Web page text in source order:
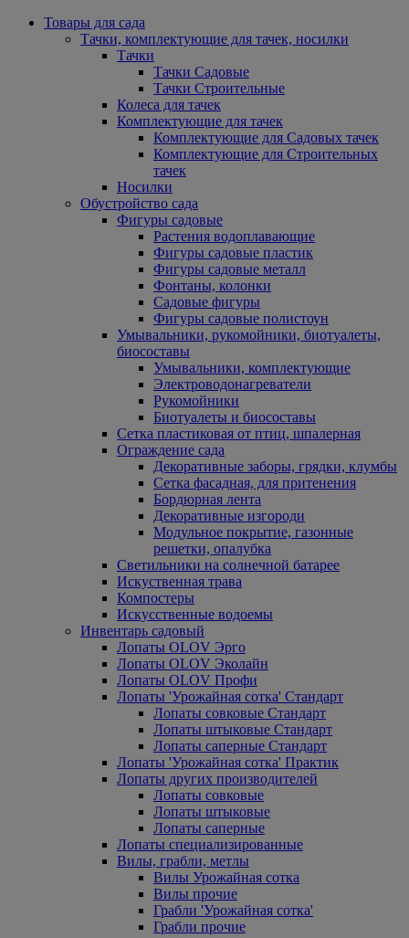
Товары для сада
Тачки, комплектующие для тачек, носилки
Тачки
Тачки Садовые
Тачки Строительные
Колеса для тачек
Комплектующие для тачек
Комплектующие для Садовых тачек
Комплектующие для Строительных
тачек
Носилки
Обустройство сада
Фигуры садовые
Растения водоплавающие
Фигуры садовые пластик
Фигуры садовые металл
Фонтаны, колонки
Садовые фигуры
Фигуры садовые полистоун
Умывальники, рукомойники, биотуалеты,
биосоставы
Умывальники, комплектующие
Электроводонагреватели
Рукомойники
Биотуалеты и биосоставы
Сетка пластиковая от птиц, шпалерная
Ограждение сада
Декоративные заборы, грядки, клумбы
Сетка фасадная, для притенения
Бордюрная лента
Декоративные изгороди
Модульное покрытие, газонные
решетки, опалубка
Светильники на солнечной батарее
Искуственная трава
Компостеры
Искусственные водоемы
Инвентарь садовый
Лопаты OLOV Эрго
Лопаты OLOV Эколайн
Лопаты OLOV Профи
Лопаты 'Урожайная сотка' Стандарт
Лопаты совковые Стандарт
Лопаты штыковые Стандарт
Лопаты саперные Стандарт
Лопаты 'Урожайная сотка' Практик
Лопаты других производителей
Лопаты совковые
Лопаты штыковые
Лопаты саперные
Лопаты специализированные
Вилы, грабли, метлы
Вилы Урожайная сотка
Вилы прочие
Грабли 'Урожайная сотка'
Грабли прочие